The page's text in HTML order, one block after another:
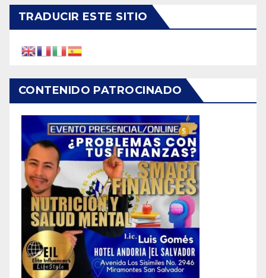
TRADUCIR ESTE SITIO
CONTENIDO PATROCINADO